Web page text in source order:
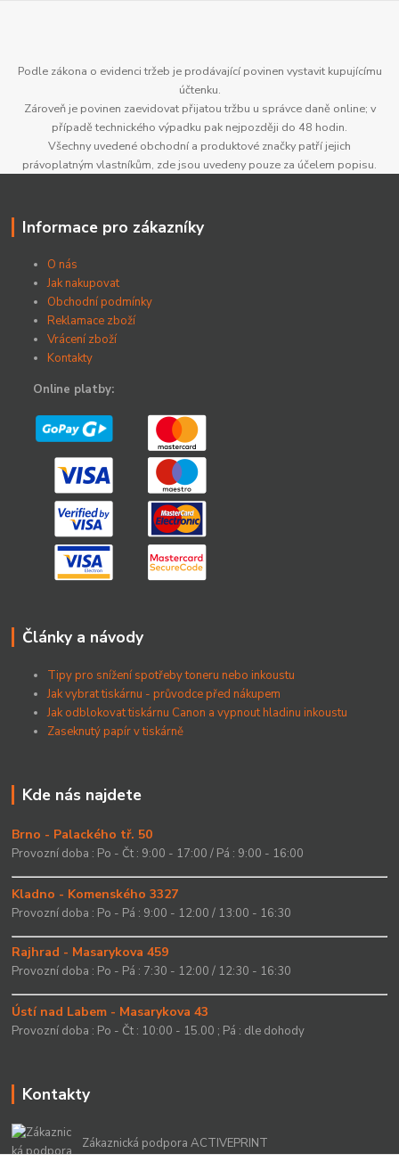
Podle zákona o evidenci tržeb je prodávající povinen vystavit kupujícímu
účtenku.
Zároveň je povinen zaevidovat přijatou tržbu u správce daně online; v
případě technického výpadku pak nejpozději do 48 hodin.
Všechny uvedené obchodní a produktové značky patří jejich
právoplatným vlastníkům, zde jsou uvedeny pouze za účelem popisu.
Informace pro zákazníky
O nás
Jak nakupovat
Obchodní podmínky
Reklamace zboží
Vrácení zboží
Kontakty
Online platby:
Články a návody
Tipy pro snížení spotřeby toneru nebo inkoustu
Jak vybrat tiskárnu - průvodce před nákupem
Jak odblokovat tiskárnu Canon a vypnout hladinu inkoustu
Zaseknutý papír v tiskárně
Kde nás najdete
Brno - Palackého tř. 50
Provozní doba : Po - Čt : 9:00 - 17:00 / Pá : 9:00 - 16:00
Kladno - Komenského 3327
Provozní doba : Po - Pá : 9:00 - 12:00 / 13:00 - 16:30
Rajhrad - Masarykova 459
Provozní doba : Po - Pá : 7:30 - 12:00 / 12:30 - 16:30
Ústí nad Labem - Masarykova 43
Provozní doba : Po - Čt : 10:00 - 15.00 ; Pá : dle dohody
Kontakty
Zákaznická podpora ACTIVEPRINT
+420 549 213 756